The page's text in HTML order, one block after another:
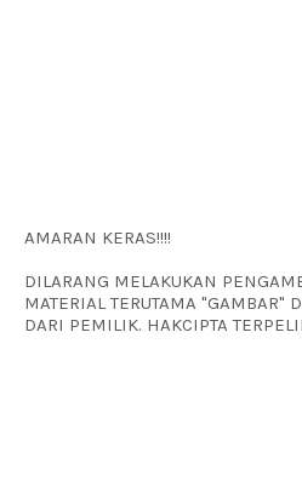
AMARAN KERAS!!!!
DILARANG MELAKUKAN
MATERIAL TERUTAMA "GAMBAR"
DARI PEMILIK. HAKCIPTA